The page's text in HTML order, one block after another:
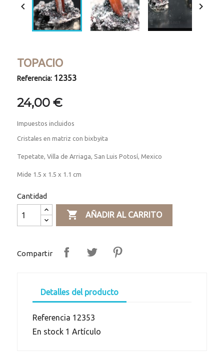
 
TOPACIO
Referencia: 12353
24,00 €
Impuestos incluidos
Cristales en matriz con bixbyita
Tepetate, Villa de Arriaga, San Luis Potosí, Mexico
Mide 1.5 x 1.5 x 1.1 cm
Cantidad
 AÑADIR AL CARRITO
Compartir
Detalles del producto
Referencia 12353
En stock 1 Artículo